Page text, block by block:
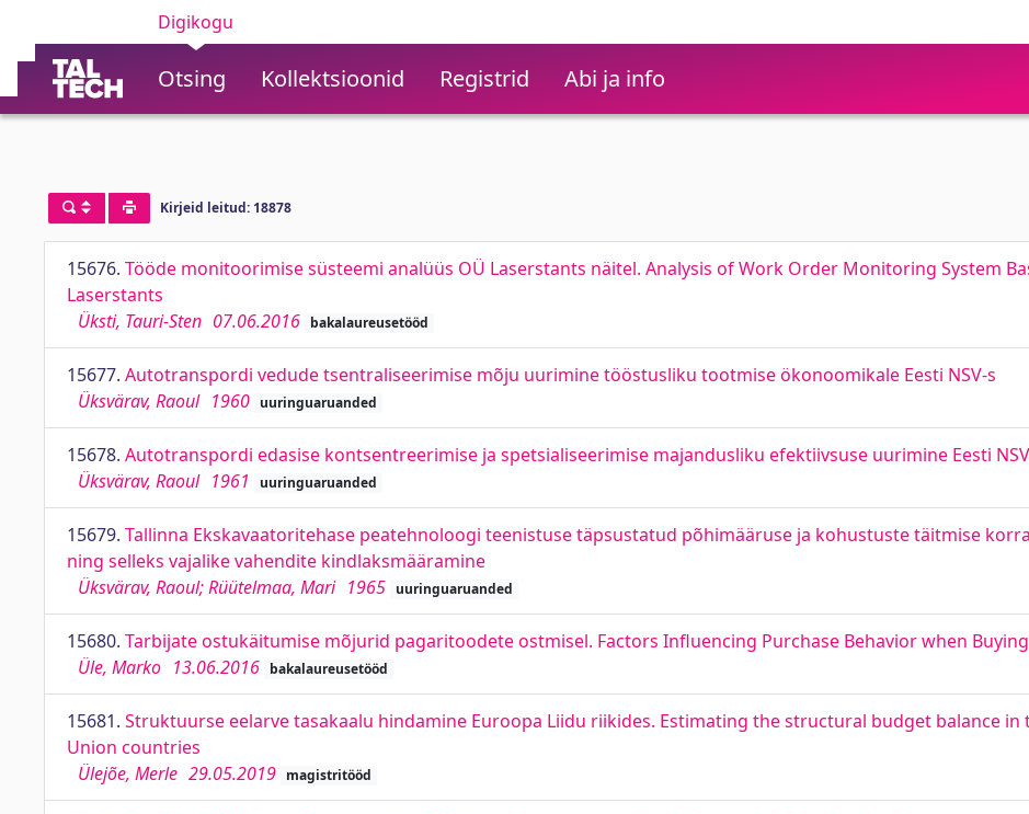
Digikogu
Otsing Kollektsioonid Registrid Abi ja info
Kirjeid leitud: 18878
15676. Tööde monitoorimise süsteemi analüüs OÜ Laserstants näitel. Analysis of Work Order Monitoring System
Laserstants
Üksti, Tauri-Sten 07.06.2016 bakalaureusetööd
15677. Autotranspordi vedude tsentraliseerimise mõju uurimine tööstusliku tootmise ökonoomikale Eesti NSV-s
Üksvärav, Raoul 1960 uuringuaruanded
15678. Autotranspordi edasise kontsentreerimise ja spetsialiseerimise majandusliku efektiivsuse uurimine Eesti
Üksvärav, Raoul 1961 uuringuaruanded
15679. Tallinna Ekskavaatoritehase peatehnoloogi teenistuse täpsustatud põhimääruse ja kohustuste täitmise
ning selleks vajalike vahendite kindlaksmääramine
Üksvärav, Raoul; Rüütelmaa, Mari 1965 uuringuaruanded
15680. Tarbijate ostukäitumise mõjurid pagaritoodete ostmisel. Factors Influencing Purchase Behavior when
Üle, Marko 13.06.2016 bakalaureusetööd
15681. Struktuurse eelarve tasakaalu hindamine Euroopa Liidu riikides. Estimating the structural budget balance in
Union countries
Ülejõe, Merle 29.05.2019 magistritööd